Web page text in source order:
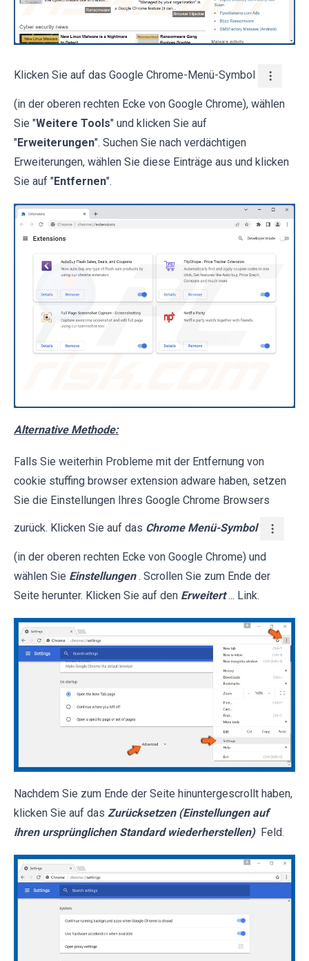
Klicken Sie auf das Google Chrome-Menü-Symbol
(in der oberen rechten Ecke von Google Chrome), wählen
Sie "Weitere Tools" und klicken Sie auf
"Erweiterungen". Suchen Sie nach verdächtigen
Erweiterungen, wählen Sie diese Einträge aus und klicken
Sie auf "Entfernen".
Alternative Methode:
Falls Sie weiterhin Probleme mit der Entfernung von
cookie stuffing browser extension adware haben, setzen
Sie die Einstellungen Ihres Google Chrome Browsers
zurück. Klicken Sie auf das Chrome Menü-Symbol
(in der oberen rechten Ecke von Google Chrome) und
wählen Sie Einstellungen . Scrollen Sie zum Ende der
Seite herunter. Klicken Sie auf den Erweitert ... Link.
Nachdem Sie zum Ende der Seite hinuntergescrollt haben,
klicken Sie auf das Zurücksetzen (Einstellungen auf
ihren ursprünglichen Standard wiederherstellen) Feld.